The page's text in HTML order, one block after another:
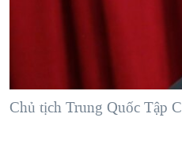
SỨC KHOẺ
MỘT NĂM CHIẾN TRANH
GIẢI MÃ VÀNH ĐAI & CON
Chủ tịch Trung Quốc Tập